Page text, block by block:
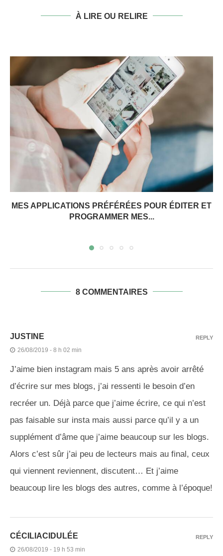
À LIRE OU RELIRE
MES APPLICATIONS PRÉFÉRÉES POUR ÉDITER ET
PROGRAMMER MES...
8 COMMENTAIRES
JUSTINE
26/08/2019 - 8 h 02 min
J’aime bien instagram mais 5 ans après avoir arrêté
d’écrire sur mes blogs, j’ai ressenti le besoin d’en
recréer un. Déjà parce que j’aime écrire, ce qui n’est
pas faisable sur insta mais aussi parce qu’il y a un
supplément d’âme que j’aime beaucoup sur les blogs.
Alors c’est sûr j’ai peu de lecteurs mais au final, ceux
qui viennent reviennent, discutent… Et j’aime
beaucoup lire les blogs des autres, comme à l’époque!
REPLY
CÉCILIACIDULÉE
26/08/2019 - 19 h 53 min
REPLY